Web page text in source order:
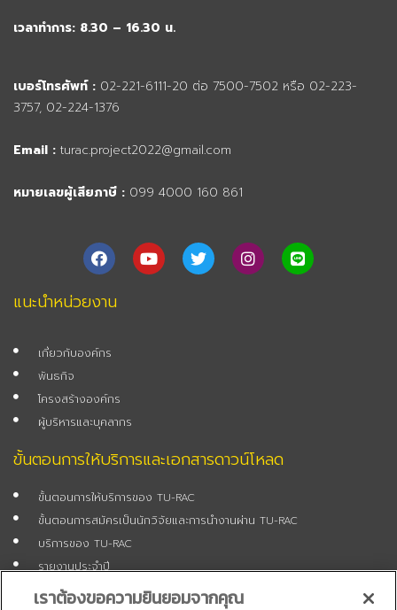
เวลาทำการ: 8.30 – 16.30 น.
เบอร์โทรศัพท์ : 02-221-6111-20 ต่อ 7500-7502 หรือ 02-223-
3757, 02-224-1376
Email : turac.project2022@gmail.com
หมายเลขผู้เสียภาษี : 099 4000 160 861
F
a
c
e
b
o
k
Y
o
u
T
w
i
I
n
s
L
i
n
แนะนำหน่วยงาน
เกี่ยวกับองค์กร
พันธกิจ
โครงสร้างองค์กร
ผู้บริหารและบุคลากร
ขั้นตอนการให้บริการและเอกสารดาวน์โหลด
ขั้นตอนการให้บริการของ TU-RAC
ขั้นตอนการสมัครเป็นนักวิจัยและการนำงานผ่าน TU-RAC
บริการของ TU-RAC
รายงานประจำปี
แบบฟอร์มสมัครเป็นนักวิจัย
เราต้องขอความยินยอมจากคุณ